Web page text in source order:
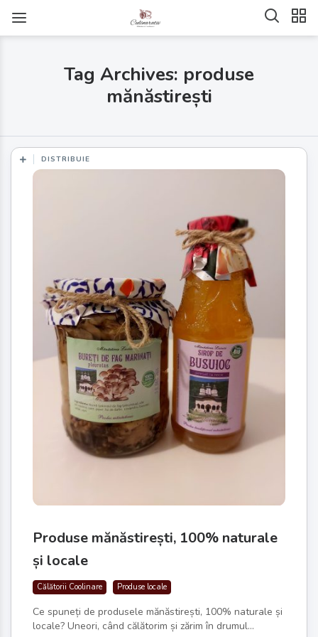
Tag Archives: produse
mănăstirești
DISTRIBUIE
Produse mănăstirești, 100% naturale
și locale
Călătorii Coolinare Produse locale
Ce spuneți de produsele mănăstirești, 100% naturale și
locale? Uneori, când călătorim și zărim în drumul...